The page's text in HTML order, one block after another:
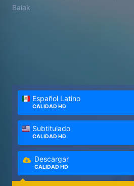
Balak
Español Latino
CALIDAD HD
Subtitulado
CALIDAD HD
Descargar
CALIDAD HD